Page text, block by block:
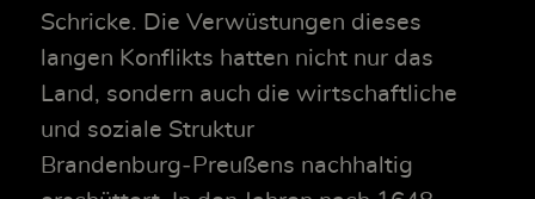
Schricke. Die Verwüstungen dieses
langen Konflikts hatten nicht nur das
Land, sondern auch die wirtschaftliche
und soziale Struktur
Brandenburg‑Preußens nachhaltig